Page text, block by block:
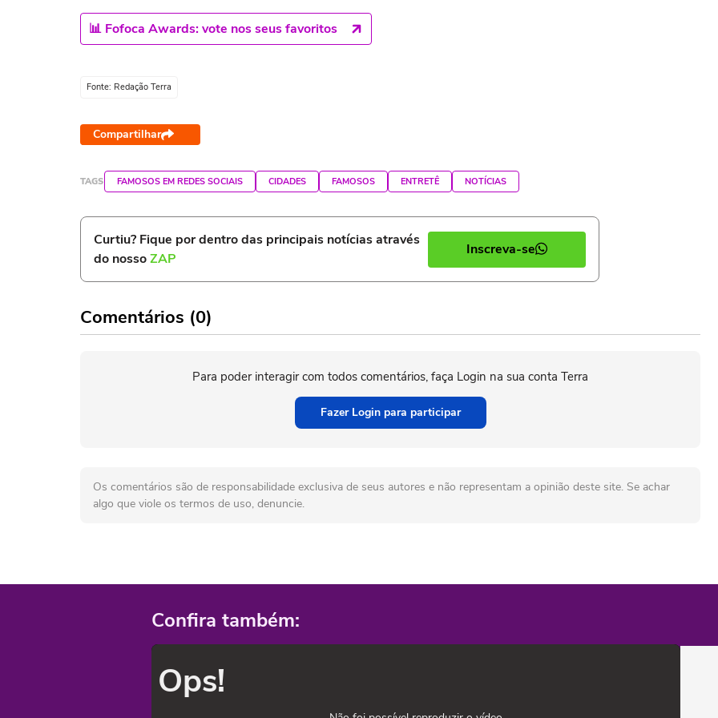
📊 Fofoca Awards: vote nos seus favoritos
Fonte: Redação Terra
Compartilhar
TAGS FAMOSOS EM REDES SOCIAIS CIDADES FAMOSOS ENTRETÊ NOTÍCIAS
Curtiu? Fique por dentro das principais notícias através
do nossoZAP
Inscreva-se
Comentários (0)
Para poder interagir com todos comentários, faça Login na sua conta Terra
Fazer Login para participar
Os comentários são de responsabilidade exclusiva de seus autores e não representam a opinião deste site. Se achar
algo que viole os termos de uso, denuncie.
Confira também:
Ops!